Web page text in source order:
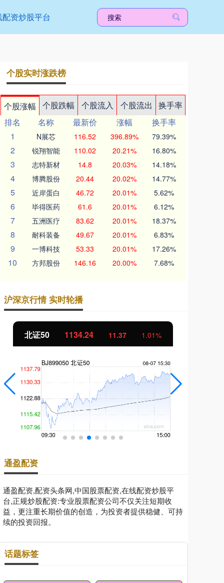
资炒股平台
个股实时涨跌榜
个股涨幅 个股跌幅 个股流入 个股流出
换手率
排名
名称 最新价 涨幅
换手率
1
N展芯 116.52 396.89% 79.39%
2 锐翔智能 110.02 20.21% 16.80%
3 志特新材 14.8 20.03% 14.18%
4 博腾股份 20.44 20.02% 14.77%
5 近岸蛋白 46.72 20.01% 5.62%
6 毕得医药 61.6 20.01% 6.12%
7 五洲医疗 83.62 20.01% 18.37%
8 耐科装备 49.67 20.01% 6.83%
9 一博科技 53.33 20.01% 17.26%
10 方邦股份 146.16 20.00% 7.68%
沪深京行情 实时轮播
北证50 1134.24 11.37 1.01%
通盈配资
通盈配资,配资头条网,中国股票配资,在线配资炒股平
台,正规炒股配资:专业股票配资公司不仅关注短期收
益，更注重长期价值的创造，为投资者提供稳健、可持
续的投资回报。
话题标签